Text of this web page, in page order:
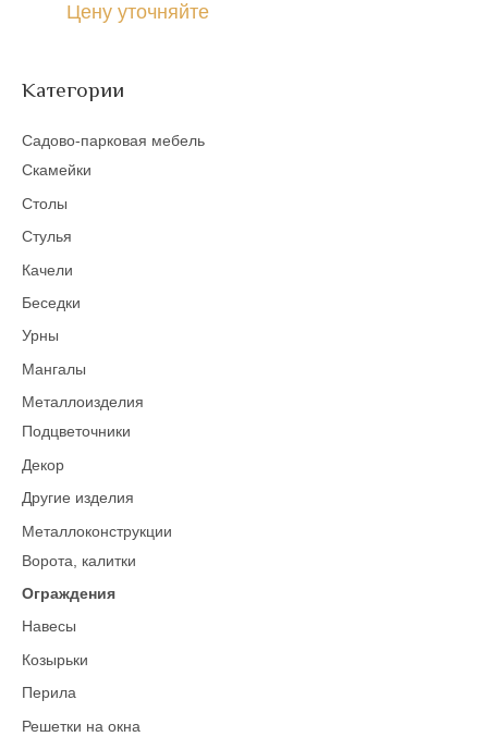
Категории
Садово-парковая мебель
Скамейки
Столы
Стулья
Качели
Беседки
Урны
Мангалы
Металлоизделия
Подцветочники
Декор
Другие изделия
Металлоконструкции
Ворота, калитки
Ограждения
Навесы
Козырьки
Перила
Решетки на окна
Цену уточняйте